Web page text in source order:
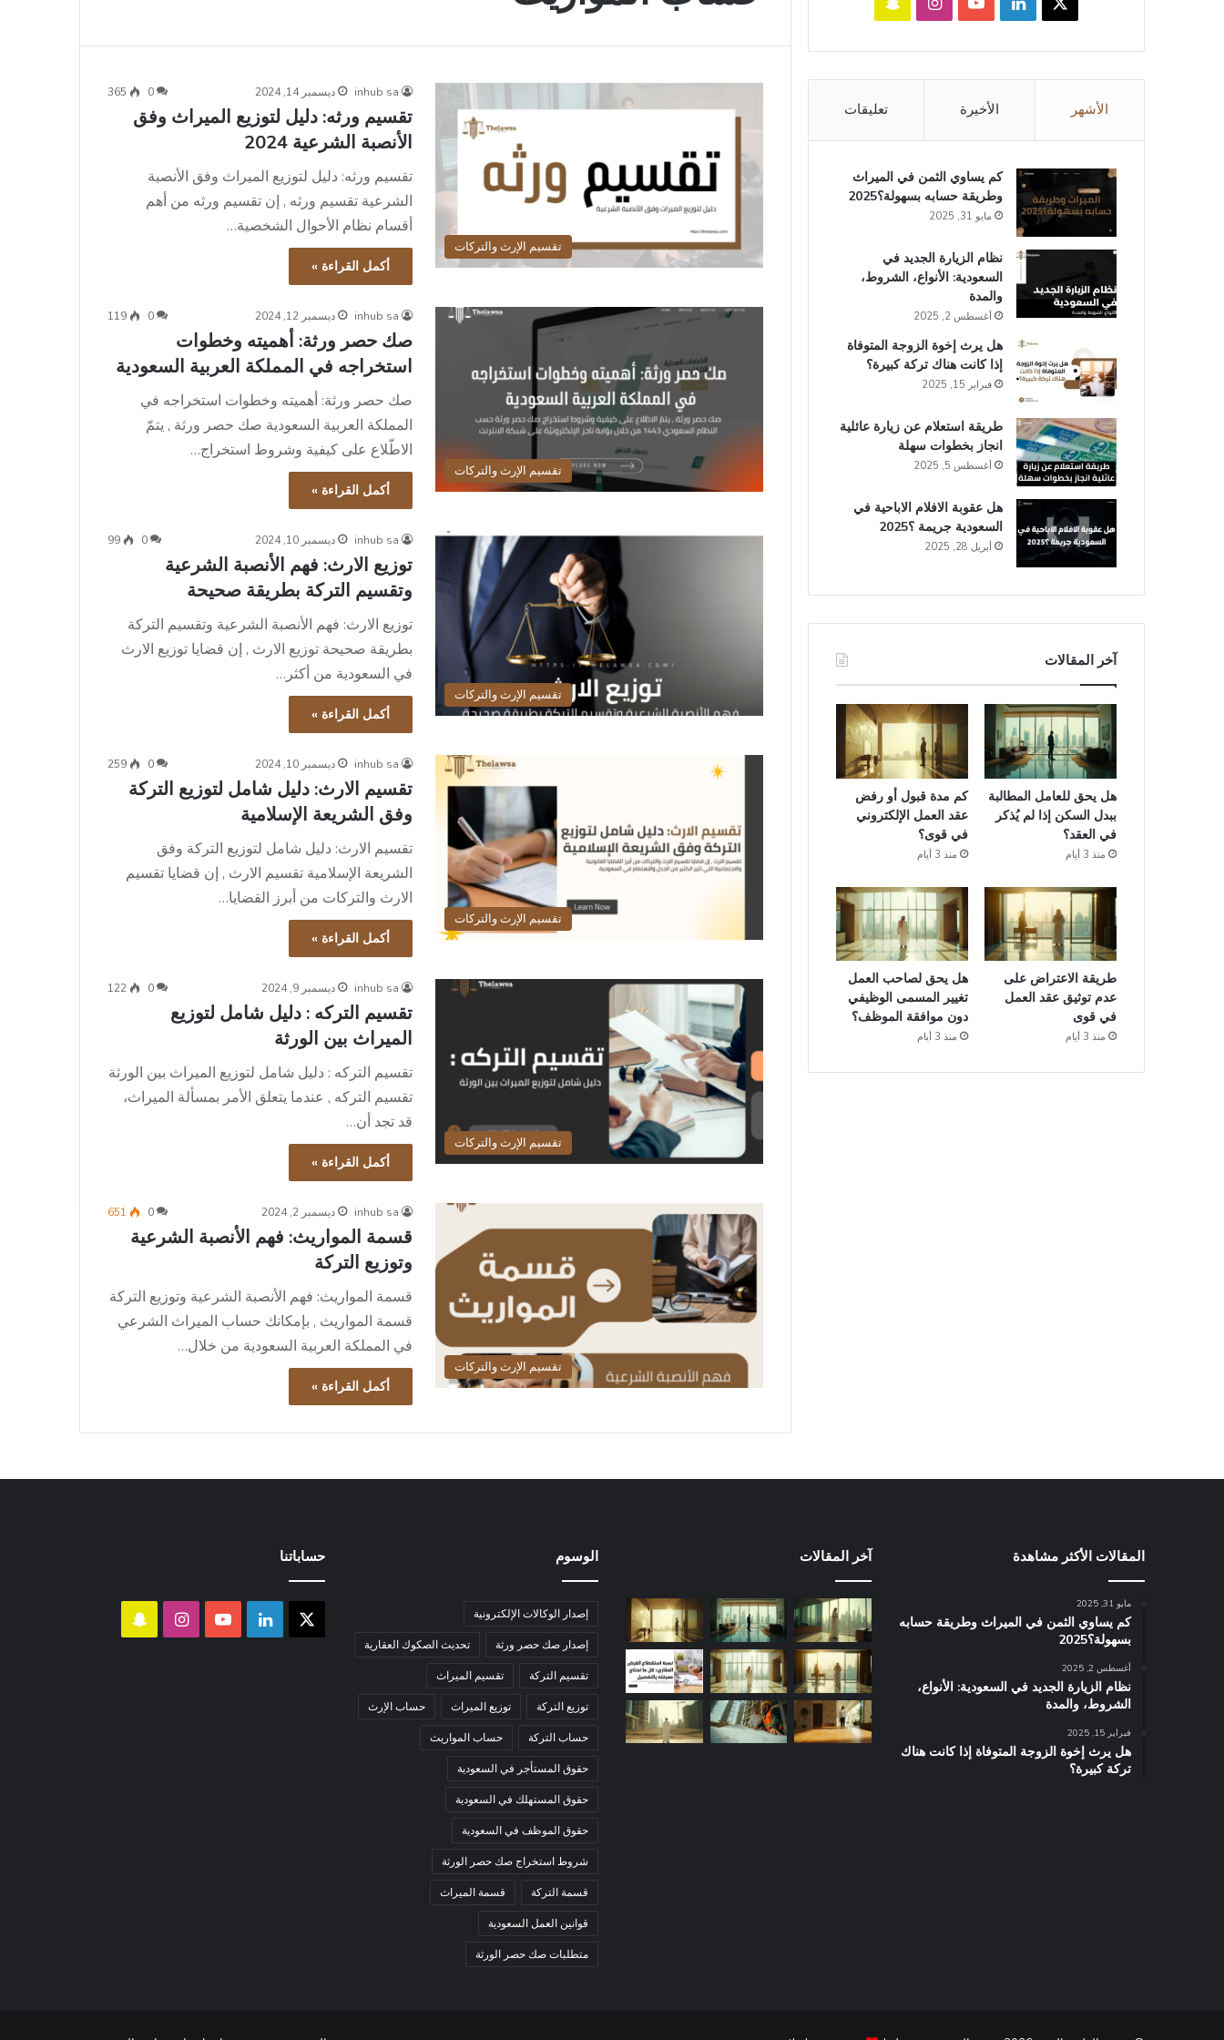
تقسيم الإرث والتركات
inhub sa ديسمبر 14, 2024 0
365
تقسيم ورثه: دليل لتوزيع الميراث وفق
الأنصبة الشرعية 2024
تقسيم ورثه: دليل لتوزيع الميراث وفق الأنصبة
الشرعية تقسيم ورثه , إن تقسيم ورثه من أهم
أقسام نظام الأحوال الشخصية…
أكمل القراءة »
تقسيم الإرث والتركات
inhub sa ديسمبر 12, 2024 0
119
صك حصر ورثة: أهميته وخطوات
استخراجه في المملكة العربية السعودية
صك حصر ورثة: أهميته وخطوات استخراجه في
المملكة العربية السعودية صك حصر ورثة , يتمّ
الاطّلاع على كيفية وشروط استخراج…
أكمل القراءة »
تقسيم الإرث والتركات
inhub sa ديسمبر 10, 2024 0
99
توزيع الارث: فهم الأنصبة الشرعية
وتقسيم التركة بطريقة صحيحة
توزيع الارث: فهم الأنصبة الشرعية وتقسيم التركة
بطريقة صحيحة توزيع الارث , إن قضايا توزيع الارث
في السعودية من أكثر…
أكمل القراءة »
تقسيم الإرث والتركات
inhub sa ديسمبر 10, 2024 0
259
تقسيم الارث: دليل شامل لتوزيع التركة
وفق الشريعة الإسلامية
تقسيم الارث: دليل شامل لتوزيع التركة وفق
الشريعة الإسلامية تقسيم الارث , إن قضايا تقسيم
الارث والتركات من أبرز القضايا…
أكمل القراءة »
تقسيم الإرث والتركات
inhub sa ديسمبر 9, 2024 0
122
تقسيم التركه : دليل شامل لتوزيع
الميراث بين الورثة
تقسيم التركه : دليل شامل لتوزيع الميراث بين الورثة
تقسيم التركه , عندما يتعلق الأمر بمسألة الميراث،
قد تجد أن…
أكمل القراءة »
تقسيم الإرث والتركات
inhub sa ديسمبر 2, 2024 0
651
قسمة المواريث: فهم الأنصبة الشرعية
وتوزيع التركة
قسمة المواريث: فهم الأنصبة الشرعية وتوزيع التركة
قسمة المواريث , بإمكانك حساب الميراث الشرعي
في المملكة العربية السعودية من خلال…
أكمل القراءة »
الأشهر الأخيرة تعليقات
كم يساوي الثمن في الميراث​
وطريقة حسابه بسهولة؟2025
مايو 31, 2025
نظام الزيارة الجديد في
السعودية: الأنواع، الشروط،
والمدة
أغسطس 2, 2025
هل يرث إخوة الزوجة المتوفاة
إذا كانت هناك تركة كبيرة؟
فبراير 15, 2025
طريقة استعلام عن زيارة عائلية
انجاز​ بخطوات سهلة
أغسطس 5, 2025
هل عقوبة الافلام الاباحية في
السعودية​ جريمة ؟2025
أبريل 28, 2025
آخر المقالات
هل يحق للعامل المطالبة
ببدل السكن إذا لم يُذكر
في العقد؟
منذ 3 أيام
كم مدة قبول أو رفض
عقد العمل الإلكتروني
في قوى؟
منذ 3 أيام
طريقة الاعتراض على
عدم توثيق عقد العمل
في قوى
منذ 3 أيام
هل يحق لصاحب العمل
تغيير المسمى الوظيفي
دون موافقة الموظف؟
منذ 3 أيام
المقالات الأكثر مشاهدة
مايو 31, 2025
كم يساوي الثمن في الميراث​ وطريقة حسابه
بسهولة؟2025
أغسطس 2, 2025
نظام الزيارة الجديد في السعودية: الأنواع،
الشروط، والمدة
فبراير 15, 2025
هل يرث إخوة الزوجة المتوفاة إذا كانت هناك
تركة كبيرة؟
آخر المقالات الوسوم
إصدار الوكالات الإلكترونية
إصدار صك حصر ورثة تحديث الصكوك العقارية
تقسيم التركة تقسيم الميراث
توزيع التركة توزيع الميراث حساب الإرث
حساب التركة حساب المواريث
حقوق المستأجر في السعودية
حقوق المستهلك في السعودية
حقوق الموظف في السعودية
شروط استخراج صك حصر الورثة
قسمة التركة قسمة الميراث
قوانين العمل السعودية
متطلبات صك حصر الورثة
حساباتنا
لينكدإن‫YouTubeانستقرامسناب